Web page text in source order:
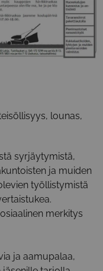
lounas,
syrjäytymistä,
ja muiden
työllistymistä
merkitys
ja aamupalaa,